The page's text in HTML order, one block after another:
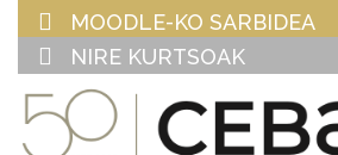
MOODLE-KO SARBIDEA
NIRE KURTSOAK